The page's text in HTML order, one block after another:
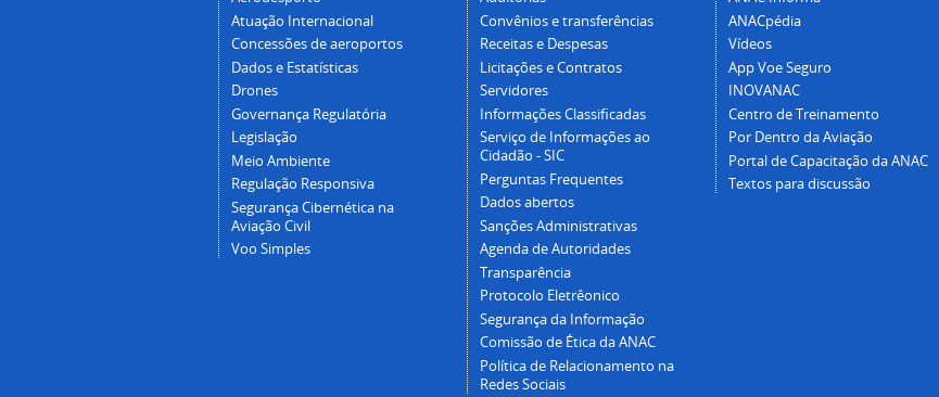
Atuação Internacional
Concessões de aeroportos
Dados e Estatísticas
Drones
Governança Regulatória
Legislação
Meio Ambiente
Regulação Responsiva
Segurança Cibernética na
Aviação Civil
Voo Simples
Convênios e transferências
Receitas e Despesas
Licitações e Contratos
Servidores
Informações Classificadas
Serviço de Informações ao
Cidadão - SIC
Perguntas Frequentes
Dados abertos
Sanções Administrativas
Agenda de Autoridades
Transparência
Protocolo Eletrêonico
Segurança da Informação
Comissão de Ética da ANAC
Política de Relacionamento na
Redes Sociais
ANACpédia
Vídeos
App Voe Seguro
INOVANAC
Centro de Treinamento
Por Dentro da Aviação
Portal de Capacitação da ANAC
Textos para discussão